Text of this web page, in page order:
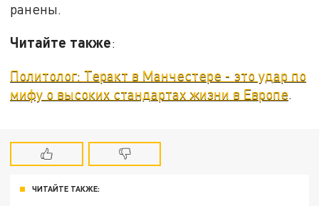
ранены.
Читайте также:
Политолог: Теракт в Манчестере - это удар по
мифу о высоких стандартах жизни в Европе
ЧИТАЙТЕ ТАКЖЕ: